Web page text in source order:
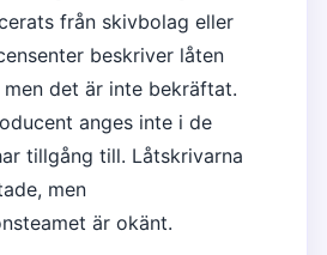
från skivbolag eller
beskriver låten
det är inte bekräftat.
anges inte i de
tillgång till. Låtskrivarna
men
är okänt.